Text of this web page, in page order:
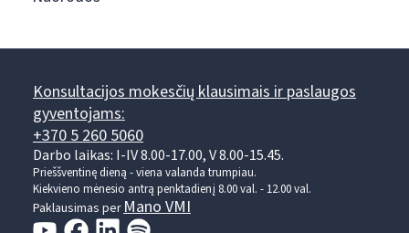
Konsultacijos mokesčių klausimais ir paslaugos
gyventojams:
+370 5 260 5060
Darbo laikas: I-IV 8.00-17.00, V 8.00-15.45.
Prieššventinę dieną - viena valanda trumpiau.
Kiekvieno mėnesio antrą penktadienį 8.00 val. - 12.00 val.
Paklausimas perMano VMI